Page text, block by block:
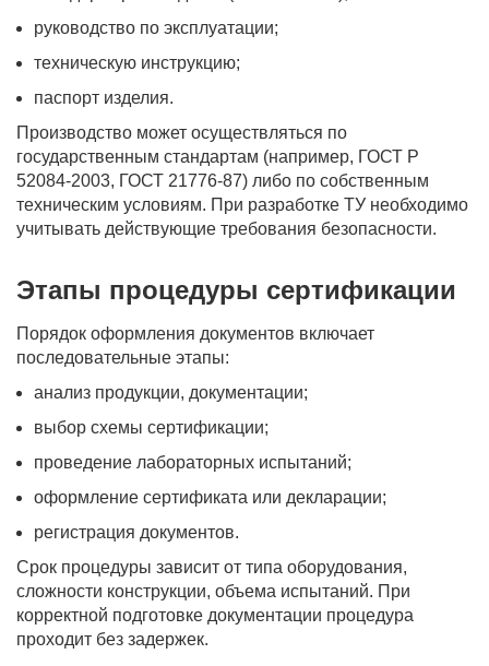
руководство по эксплуатации;
техническую инструкцию;
паспорт изделия.
Производство может осуществляться по
государственным стандартам (например, ГОСТ Р
52084-2003, ГОСТ 21776-87) либо по собственным
техническим условиям. При разработке ТУ необходимо
учитывать действующие требования безопасности.
Этапы процедуры сертификации
Порядок оформления документов включает
последовательные этапы:
анализ продукции, документации;
выбор схемы сертификации;
проведение лабораторных испытаний;
оформление сертификата или декларации;
регистрация документов.
Срок процедуры зависит от типа оборудования,
сложности конструкции, объема испытаний. При
корректной подготовке документации процедура
проходит без задержек.